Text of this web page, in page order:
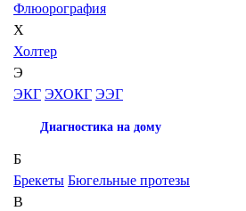
Флюорография
Х
Холтер
Э
ЭКГ ЭХОКГ ЭЭГ
Диагностика на дому
Б
Брекеты Бюгельные протезы
В